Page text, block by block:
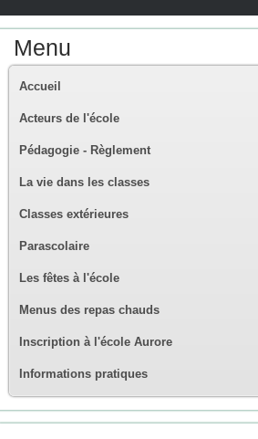
Menu
Accueil
Acteurs de l'école
Pédagogie - Règlement
La vie dans les classes
Classes extérieures
Parascolaire
Les fêtes à l'école
Menus des repas chauds
Inscription à l'école Aurore
Informations pratiques